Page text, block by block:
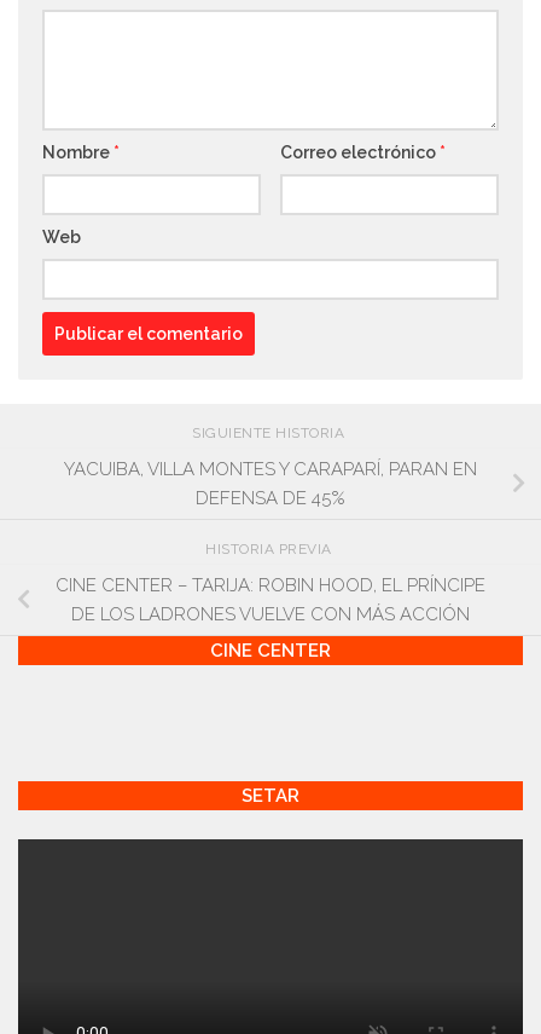
Nombre * Correo electrónico *
Web
SIGUIENTE HISTORIA
YACUIBA, VILLA MONTES Y CARAPARÍ, PARAN EN
DEFENSA DE 45%
HISTORIA PREVIA
CINE CENTER – TARIJA: ROBIN HOOD, EL PRÍNCIPE
DE LOS LADRONES VUELVE CON MÁS ACCIÓN
CINE CENTER
SETAR